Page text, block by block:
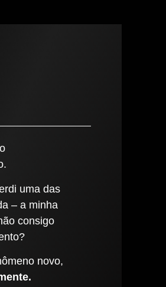
uma das
– a minha
consigo
novo,